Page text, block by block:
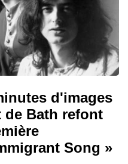
d'images
Bath refont
Song »